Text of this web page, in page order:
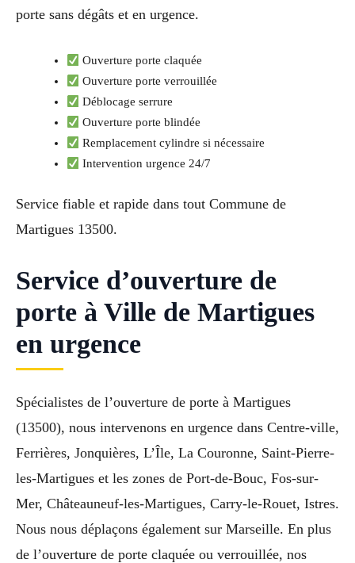
porte sans dégâts et en urgence.
Ouverture porte claquée
Ouverture porte verrouillée
Déblocage serrure
Ouverture porte blindée
Remplacement cylindre si nécessaire
Intervention urgence 24/7
Service fiable et rapide dans tout Commune de
Martigues 13500.
Service d’ouverture de
porte à Ville de Martigues
en urgence
Spécialistes de l’ouverture de porte à Martigues
(13500), nous intervenons en urgence dans Centre-ville,
Ferrières, Jonquières, L’Île, La Couronne, Saint-Pierre-
les-Martigues et les zones de Port-de-Bouc, Fos-sur-
Mer, Châteauneuf-les-Martigues, Carry-le-Rouet, Istres.
Nous nous déplaçons également sur Marseille. En plus
de l’ouverture de porte claquée ou verrouillée, nos